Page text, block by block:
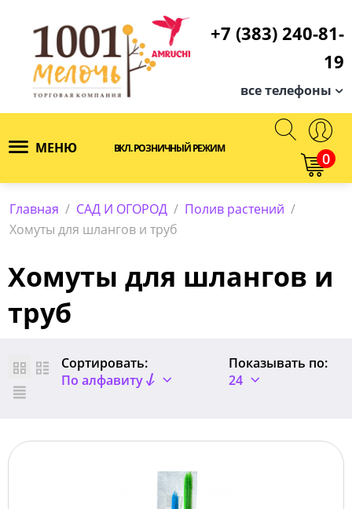
+7 (383) 240-81-
19
все телефоны
МЕНЮ ВКЛ. РОЗНИЧНЫЙ РЕЖИМ
0
Главная / САД И ОГОРОД / Полив растений /
Хомуты для шлангов и труб
Хомуты для шлангов и
труб
Сортировать:
По алфавиту
Показывать по:
24